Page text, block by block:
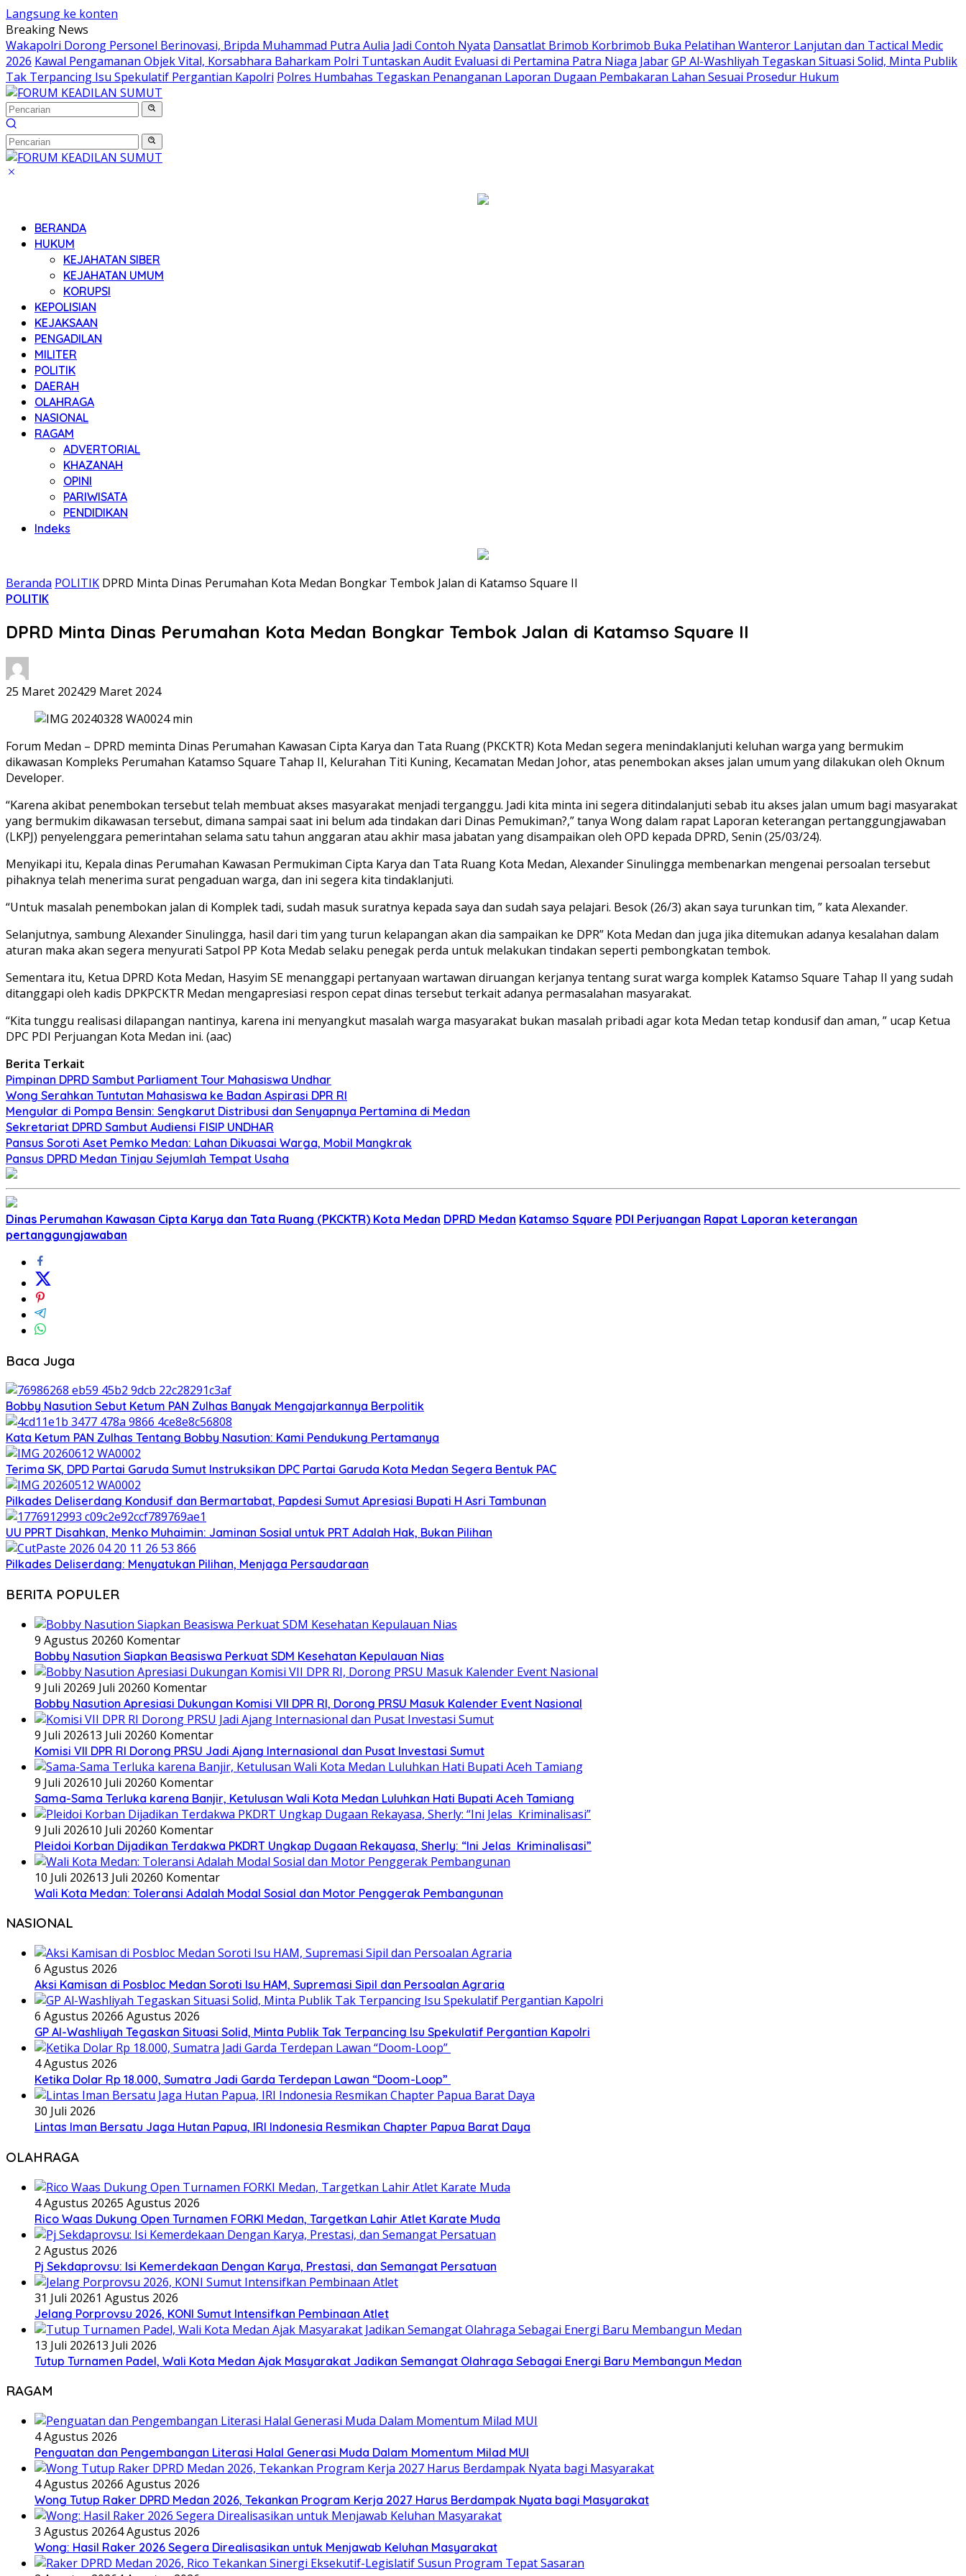
Langsung ke konten
Breaking News
Wakapolri Dorong Personel Berinovasi, Bripda Muhammad Putra Aulia Jadi Contoh Nyata Dansatlat Brimob Korbrimob Buka Pelatihan Wanteror Lanjutan dan Tactical Medic
2026 Kawal Pengamanan Objek Vital, Korsabhara Baharkam Polri Tuntaskan Audit Evaluasi di Pertamina Patra Niaga JabarGP Al-Washliyah Tegaskan Situasi Solid, Minta Publik
Tak Terpancing Isu Spekulatif Pergantian Kapolri Polres Humbahas Tegaskan Penanganan Laporan Dugaan Pembakaran Lahan Sesuai Prosedur Hukum
BERANDA
HUKUM
KEJAHATAN SIBER
KEJAHATAN UMUM
KORUPSI
KEPOLISIAN
KEJAKSAAN
PENGADILAN
MILITER
POLITIK
DAERAH
OLAHRAGA
NASIONAL
RAGAM
ADVERTORIAL
KHAZANAH
OPINI
PARIWISATA
PENDIDIKAN
Indeks
Beranda POLITIK DPRD Minta Dinas Perumahan Kota Medan Bongkar Tembok Jalan di Katamso Square II
POLITIK
DPRD Minta Dinas Perumahan Kota Medan Bongkar Tembok Jalan di Katamso Square II
25 Maret 202429 Maret 2024
Forum Medan – DPRD meminta Dinas Perumahan Kawasan Cipta Karya dan Tata Ruang (PKCKTR) Kota Medan segera menindaklanjuti keluhan warga yang bermukim
dikawasan Kompleks Perumahan Katamso Square Tahap II, Kelurahan Titi Kuning, Kecamatan Medan Johor, atas penembokan akses jalan umum yang dilakukan oleh Oknum
Developer.
“Karena akibat penembokan tersebut telah membuat akses masyarakat menjadi terganggu. Jadi kita minta ini segera ditindalanjuti sebab itu akses jalan umum bagi masyarakat
yang bermukim dikawasan tersebut, dimana sampai saat ini belum ada tindakan dari Dinas Pemukiman?,” tanya Wong dalam rapat Laporan keterangan pertanggungjawaban
(LKPJ) penyelenggara pemerintahan selama satu tahun anggaran atau akhir masa jabatan yang disampaikan oleh OPD kepada DPRD, Senin (25/03/24).
Menyikapi itu, Kepala dinas Perumahan Kawasan Permukiman Cipta Karya dan Tata Ruang Kota Medan, Alexander Sinulingga membenarkan mengenai persoalan tersebut
pihaknya telah menerima surat pengaduan warga, dan ini segera kita tindaklanjuti.
“Untuk masalah penembokan jalan di Komplek tadi, sudah masuk suratnya kepada saya dan sudah saya pelajari. Besok (26/3) akan saya turunkan tim, ” kata Alexander.
Selanjutnya, sambung Alexander Sinulingga, hasil dari tim yang turun kelapangan akan dia sampaikan ke DPR” Kota Medan dan juga jika ditemukan adanya kesalahan dalam
aturan maka akan segera menyurati Satpol PP Kota Medab selaku penegak perda untuk melakukan tindakan seperti pembongkatan tembok.
Sementara itu, Ketua DPRD Kota Medan, Hasyim SE menanggapi pertanyaan wartawan diruangan kerjanya tentang surat warga komplek Katamso Square Tahap II yang sudah
ditanggapi oleh kadis DPKPCKTR Medan mengapresiasi respon cepat dinas tersebut terkait adanya permasalahan masyarakat.
“Kita tunggu realisasi dilapangan nantinya, karena ini menyangkut masalah warga masyarakat bukan masalah pribadi agar kota Medan tetap kondusif dan aman, ” ucap Ketua
DPC PDI Perjuangan Kota Medan ini. (aac)
Berita Terkait
Pimpinan DPRD Sambut Parliament Tour Mahasiswa Undhar
Wong Serahkan Tuntutan Mahasiswa ke Badan Aspirasi DPR RI
Mengular di Pompa Bensin: Sengkarut Distribusi dan Senyapnya Pertamina di Medan
Sekretariat DPRD Sambut Audiensi FISIP UNDHAR
Pansus Soroti Aset Pemko Medan: Lahan Dikuasai Warga, Mobil Mangkrak
Pansus DPRD Medan Tinjau Sejumlah Tempat Usaha
Dinas Perumahan Kawasan Cipta Karya dan Tata Ruang (PKCKTR) Kota Medan DPRD Medan Katamso Square PDI Perjuangan Rapat Laporan keterangan
pertanggungjawaban
Baca Juga
Bobby Nasution Sebut Ketum PAN Zulhas Banyak Mengajarkannya Berpolitik
Kata Ketum PAN Zulhas Tentang Bobby Nasution: Kami Pendukung Pertamanya
Terima SK, DPD Partai Garuda Sumut Instruksikan DPC Partai Garuda Kota Medan Segera Bentuk PAC
Pilkades Deliserdang Kondusif dan Bermartabat, Papdesi Sumut Apresiasi Bupati H Asri Tambunan
UU PPRT Disahkan, Menko Muhaimin: Jaminan Sosial untuk PRT Adalah Hak, Bukan Pilihan
Pilkades Deliserdang: Menyatukan Pilihan, Menjaga Persaudaraan
BERITA POPULER
9 Agustus 20260 Komentar
Bobby Nasution Siapkan Beasiswa Perkuat SDM Kesehatan Kepulauan Nias
9 Juli 20269 Juli 20260 Komentar
Bobby Nasution Apresiasi Dukungan Komisi VII DPR RI, Dorong PRSU Masuk Kalender Event Nasional
9 Juli 202613 Juli 20260 Komentar
Komisi VII DPR RI Dorong PRSU Jadi Ajang Internasional dan Pusat Investasi Sumut
9 Juli 202610 Juli 20260 Komentar
Sama-Sama Terluka karena Banjir, Ketulusan Wali Kota Medan Luluhkan Hati Bupati Aceh Tamiang
9 Juli 202610 Juli 20260 Komentar
Pleidoi Korban Dijadikan Terdakwa PKDRT Ungkap Dugaan Rekayasa, Sherly: “Ini Jelas Kriminalisasi”
10 Juli 202613 Juli 20260 Komentar
Wali Kota Medan: Toleransi Adalah Modal Sosial dan Motor Penggerak Pembangunan
NASIONAL
6 Agustus 2026
Aksi Kamisan di Posbloc Medan Soroti Isu HAM, Supremasi Sipil dan Persoalan Agraria
6 Agustus 20266 Agustus 2026
GP Al-Washliyah Tegaskan Situasi Solid, Minta Publik Tak Terpancing Isu Spekulatif Pergantian Kapolri
4 Agustus 2026
Ketika Dolar Rp 18.000, Sumatra Jadi Garda Terdepan Lawan “Doom-Loop”
30 Juli 2026
Lintas Iman Bersatu Jaga Hutan Papua, IRI Indonesia Resmikan Chapter Papua Barat Daya
OLAHRAGA
4 Agustus 20265 Agustus 2026
Rico Waas Dukung Open Turnamen FORKI Medan, Targetkan Lahir Atlet Karate Muda
2 Agustus 2026
Pj Sekdaprovsu: Isi Kemerdekaan Dengan Karya, Prestasi, dan Semangat Persatuan
31 Juli 20261 Agustus 2026
Jelang Porprovsu 2026, KONI Sumut Intensifkan Pembinaan Atlet
13 Juli 202613 Juli 2026
Tutup Turnamen Padel, Wali Kota Medan Ajak Masyarakat Jadikan Semangat Olahraga Sebagai Energi Baru Membangun Medan
RAGAM
4 Agustus 2026
Penguatan dan Pengembangan Literasi Halal Generasi Muda Dalam Momentum Milad MUI
4 Agustus 20266 Agustus 2026
Wong Tutup Raker DPRD Medan 2026, Tekankan Program Kerja 2027 Harus Berdampak Nyata bagi Masyarakat
3 Agustus 20264 Agustus 2026
Wong: Hasil Raker 2026 Segera Direalisasikan untuk Menjawab Keluhan Masyarakat